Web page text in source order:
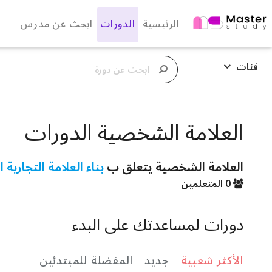
الرئيسية الدورات ابحث عن مدرس
فئات
العلامة الشخصية الدورات
العلامة الشخصية يتعلق ببناء العلامة
دورات لمساعدتك على البدء
الأكثر شعبية جديد المفضلة للمبتدئين